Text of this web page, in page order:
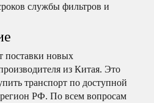
службы фильтров и
поставки новых
из Китая. Это
транспорт по доступной
РФ. По всем вопросам